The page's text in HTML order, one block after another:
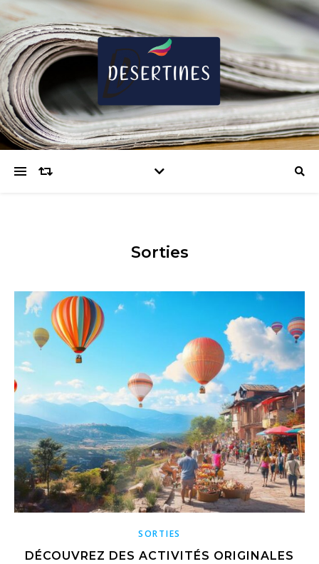
Sorties
SORTIES
DÉCOUVREZ DES ACTIVITÉS ORIGINALES